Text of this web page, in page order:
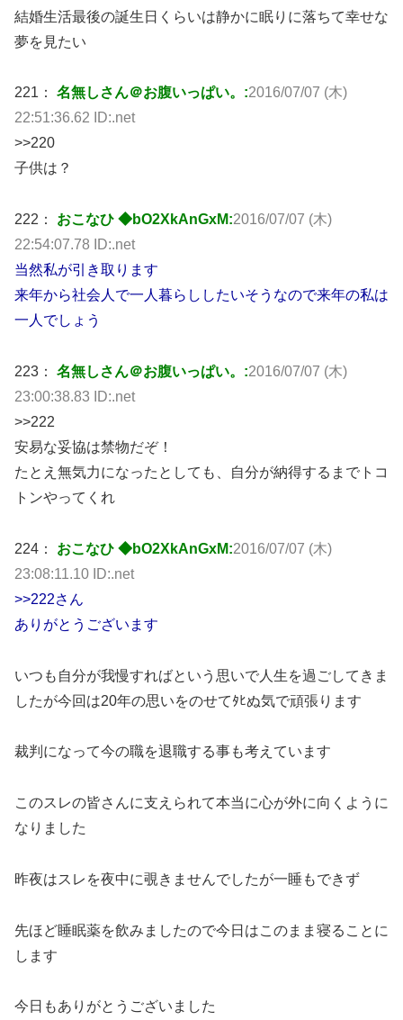
結婚生活最後の誕生日くらいは静かに眠りに落ちて幸せな
夢を見たい
221： 名無しさん＠お腹いっぱい。:2016/07/07 (木)
22:51:36.62 ID:.net
>>220
子供は？
222： おこなひ ◆bO2XkAnGxM:2016/07/07 (木)
22:54:07.78 ID:.net
当然私が引き取ります
来年から社会人で一人暮らししたいそうなので来年の私は
一人でしょう
223： 名無しさん＠お腹いっぱい。:2016/07/07 (木)
23:00:38.83 ID:.net
>>222
安易な妥協は禁物だぞ！
たとえ無気力になったとしても、自分が納得するまでトコ
トンやってくれ
224： おこなひ ◆bO2XkAnGxM:2016/07/07 (木)
23:08:11.10 ID:.net
>>222さん
ありがとうございます
いつも自分が我慢すればという思いで人生を過ごしてきま
したが今回は20年の思いをのせてﾀﾋぬ気で頑張ります
裁判になって今の職を退職する事も考えています
このスレの皆さんに支えられて本当に心が外に向くように
なりました
昨夜はスレを夜中に覗きませんでしたが一睡もできず
先ほど睡眠薬を飲みましたので今日はこのまま寝ることに
します
今日もありがとうございました